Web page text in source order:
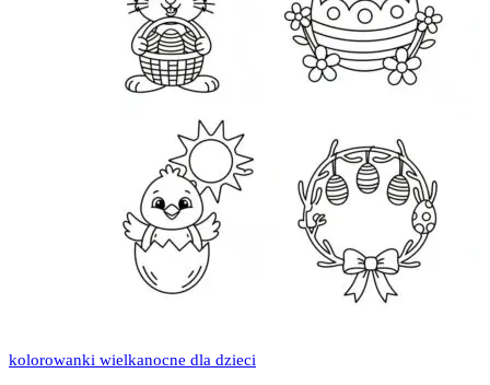
kolorowanki wielkanocne dla dzieci